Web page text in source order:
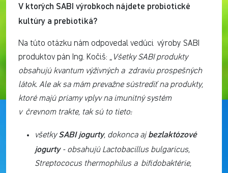
V ktorých SABI výrobkoch nájdete probiotické
kultúry a prebiotiká?
Na túto otázku nám odpovedal vedúci výroby SABI
produktov pán Ing. Kočiš: „ Všetky SABI produkty
obsahujú kvantum výživných a zdraviu prospešných
látok. Ale ak sa mám prevažne sústrediť na produkty,
ktoré majú priamy vplyv na imunitný systém
v črevnom trakte, tak sú to tieto:
všetkySABI jogurty, dokonca ajbezlaktózové
jogurty- obsahujú Lactobacillus bulgaricus,
Streptococus thermophilus a bifidobaktérie,